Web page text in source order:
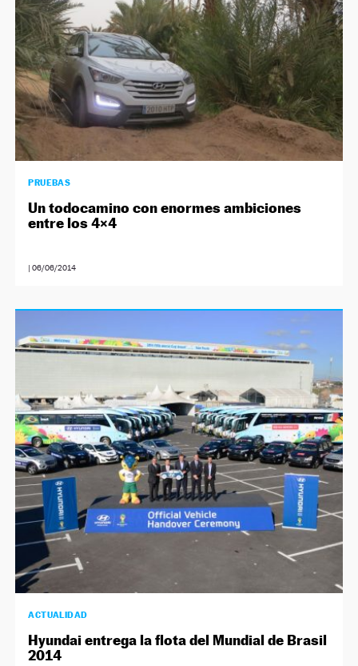
PRUEBAS
Un todocamino con enormes ambiciones
entre los 4×4
|06/06/2014
ACTUALIDAD
Hyundai entrega la flota del Mundial de Brasil
2014